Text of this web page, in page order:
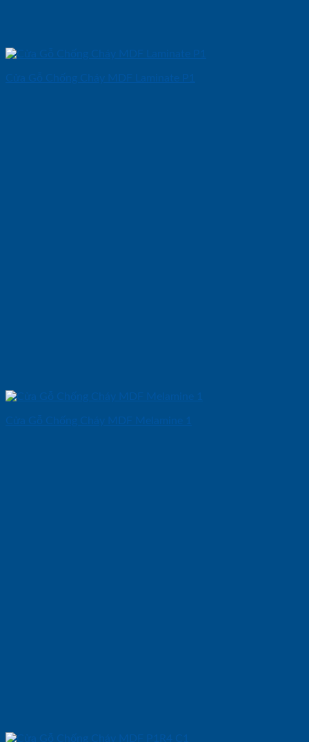
Cửa Gỗ Chống Cháy MDF Laminate P1
Cửa Gỗ Chống Cháy MDF Melamine 1